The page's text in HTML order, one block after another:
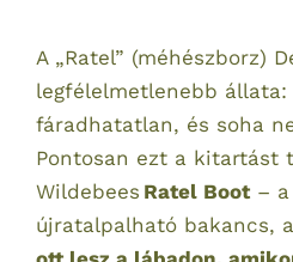
A „Ratel” (méhészborz)
legfélelmetlenebb
fáradhatatlan, és soha
Pontosan ezt a kitartást
Wildebees Ratel Boot– a
újratalpalható bakancs,